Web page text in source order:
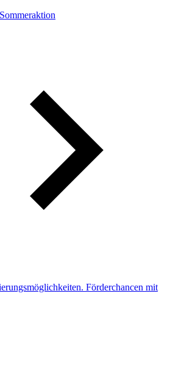
Förderchancen mit